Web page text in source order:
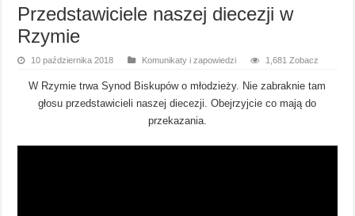
Przedstawiciele naszej diecezji w
Rzymie
10 października 2018 Komunikaty i zapowiedzi 1,681 Zobacz
W Rzymie trwa Synod Biskupów o młodzieży. Nie zabraknie tam
głosu przedstawicieli naszej diecezji. Obejrzyjcie co mają do
przekazania.